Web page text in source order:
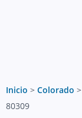
Inicio > Colorado >
80309